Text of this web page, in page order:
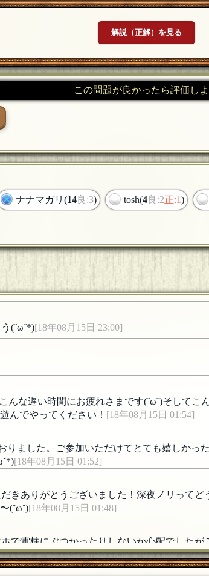
解説（正解）を見る
この問題が良かったら評価しよ
ナナマガリ(14良:3) tosh(4良:2正:1)
(˘ω˘*)[18年08月15日 23:00]
な遅い時間にお疲れさまです(˘ω˘)そしてこ
んでやってください！ [18年08月15日 01:54]
ました。ご参加いただけてとても嬉しか
[18年08月15日 01:52]
きありがとうございました！深夜ノリって
(˘ω˘)[18年08月15日 01:48]
電柱にぶつかったりしないか心配でした
間をありがとう、また明日も頑張れそうです